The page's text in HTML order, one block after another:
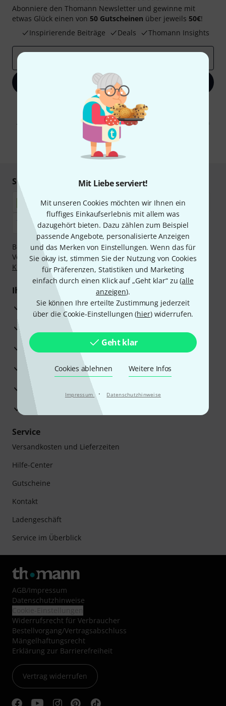
Mit Liebe serviert!
Mit unseren Cookies möchten wir Ihnen ein
fluffiges Einkaufserlebnis mit allem was
dazugehört bieten. Dazu zählen zum Beispiel
passende Angebote, personalisierte Anzeigen
und das Merken von Einstellungen. Wenn das für
Sie okay ist, stimmen Sie der Nutzung von Cookies
für Präferenzen, Statistiken und Marketing
einfach durch einen Klick auf „Geht klar“ zu (alle
anzeigen).
Sie können Ihre erteilte Zustimmung jederzeit
über die Cookie-Einstellungen (hier) widerrufen.
Geht klar
Cookies ablehnen Weitere Infos
Impressum · Datenschutzhinweise
Abonniere den Thomann Newsletter und gewinne mit
etwas Glück einen von 50 Gutscheinen über jeweils 50€!
Inspirierende Beiträge
Deals Thomann Insights
Jetzt anmelden
Mit Klick auf „Jetzt anmelden“ stimmen Sie dem Erhalt von E-Mail-
Werbung und einer Messung des E-Mail-Nutzungsverhaltens zu. Die
Abmeldung ist jederzeit möglich. Weitere Informationen finden Sie in
Datenschutzhinweisen
* Pflichtfeld
Sicher einkaufen & bezahlen
Bezahlen Sie vertraulich und sicher per Nachnahme,
Vorkasse, PayPal, Amazon Pay,Klarna Sofort bezahlen,
Klarna Ratenzahlungoder Kreditkarte.
Ihre Vorteile
3 Jahre Thomann Garantie
30 Tage Money-Back-Garantie
Reparaturservice
Beratung durch Fachexperten
Zufriedenheitsgarantie
Europas größtes Versandlager
Service
Versandkosten und Lieferzeiten
Hilfe-Center
Gutscheine
Kontakt
Ladengeschäft
Service im Überblick
AGB/Impressum
Datenschutzhinweise
Widerrufsrecht für Verbraucher
Bestellvorgang/Vertragsabschluss
Mängelhaftungsrecht
Erklärung zur Barrierefreiheit
Vertrag widerrufen